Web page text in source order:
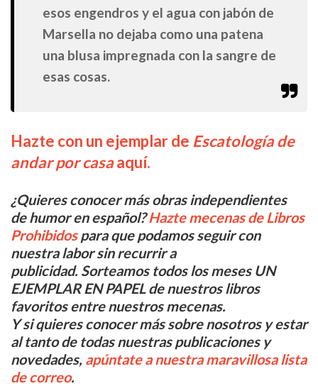
esos engendros y el agua con jabón de
Marsella no dejaba como una patena
una blusa impregnada con la sangre de
esas cosas.
Hazte con un ejemplar de Escatología de
andar por casaaquí.
¿Quieres conocer más obras independientes
de humor en español?Hazte mecenas de Libros
Prohibidospara que podamos seguir con
nuestra labor sin recurrir a
publicidad. Sorteamos todos los meses UN
EJEMPLAR EN PAPEL de nuestros libros
favoritos entre nuestros mecenas.
Y si quieres conocer más sobre nosotros y estar
al tanto de todas nuestras publicaciones y
novedades, apúntate a nuestra maravillosa lista
de correo.